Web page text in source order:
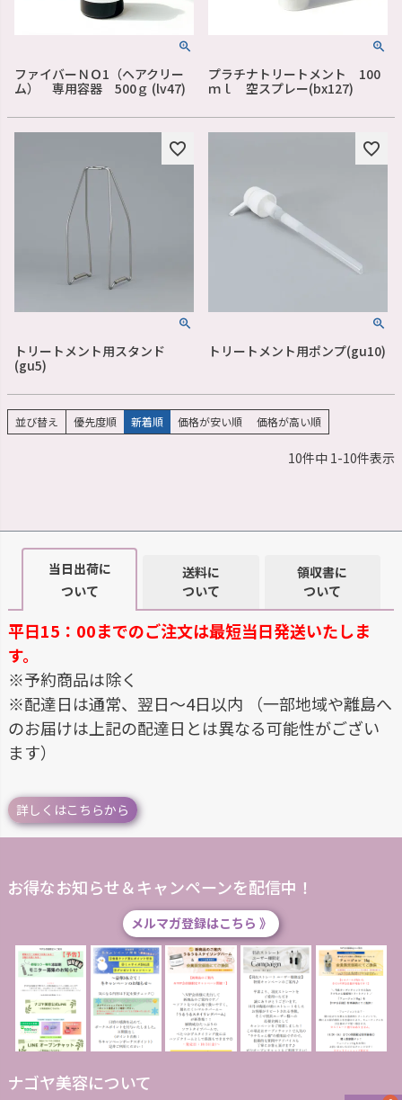
ファイバーＮＯ1（ヘアクリー
ム） 専用容器 500ｇ (lv47)
プラチナトリートメント 100
ｍｌ 空スプレー(bx127)
トリートメント用スタンド
(gu5)
トリートメント用ポンプ(gu10)
並び替え 優先度順 新着順 価格が安い順 価格が高い順
10件中 1-10件表示
当日出荷に
ついて
送料に
ついて
領収書に
ついて
平日15：00までのご注文は最短当日発送いたしま
す。
※予約商品は除く
※配達日は通常、翌日～4日以内 （一部地域や離島へ
のお届けは上記の配達日とは異なる可能性がござい
ます）
詳しくはこちらから
お得なお知らせ＆キャンペーンを配信中！
メルマガ登録はこちら 》
ナゴヤ美容について